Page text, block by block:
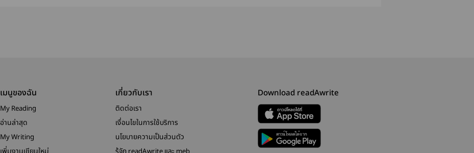
เมนูของฉัน
My Reading
อ่านล่าสุด
My Writing
เกี่ยวกับเรา
ติดต่อเรา
เงื่อนไขในการใช้บริการ
นโยบายความเป็นส่วนตัว
Download readAwrite